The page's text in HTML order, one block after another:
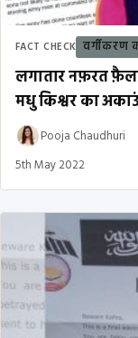
FACT CHECK वर्गीकरण
लगातार नफ़रत
मधु किश्वर का
Pooja Chaudhuri
5th May 2022